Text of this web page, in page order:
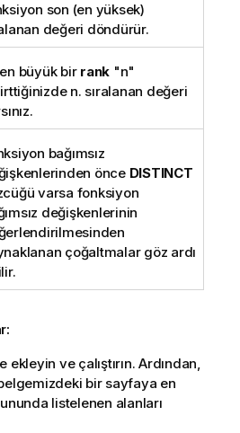
son (en yüksek)
değeri döndürür.
büyük bir rank "n"
n. sıralanan değeri
bağımsız
önce DISTINCT
varsa fonksiyon
değişkenlerinin
çoğaltmalar göz ardı
ve çalıştırın. Ardından,
bir sayfaya en
listelenen alanları